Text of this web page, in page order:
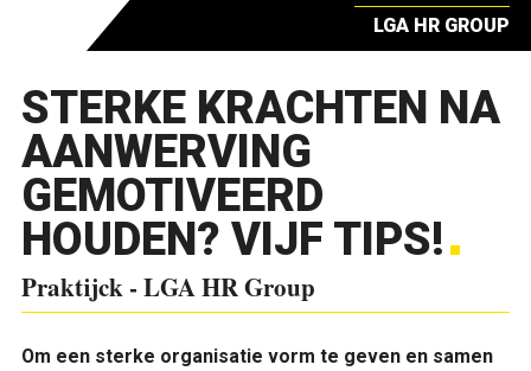
LGA HR GROUP
STERKE KRACHTEN NA
AANWERVING
GEMOTIVEERD
HOUDEN? VIJF TIPS!
Praktijck - LGA HR Group
Om een sterke organisatie vorm te geven en samen